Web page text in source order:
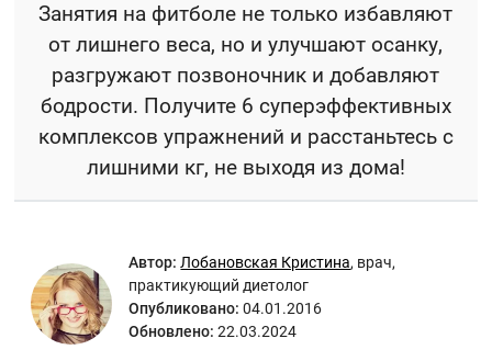
Занятия на фитболе не только избавляют
от лишнего веса, но и улучшают осанку,
разгружают позвоночник и добавляют
бодрости. Получите 6 суперэффективных
комплексов упражнений и расстаньтесь с
лишними кг, не выходя из дома!
Автор: Лобановская Кристина, врач,
практикующий диетолог
Опубликовано: 04.01.2016
Обновлено: 22.03.2024